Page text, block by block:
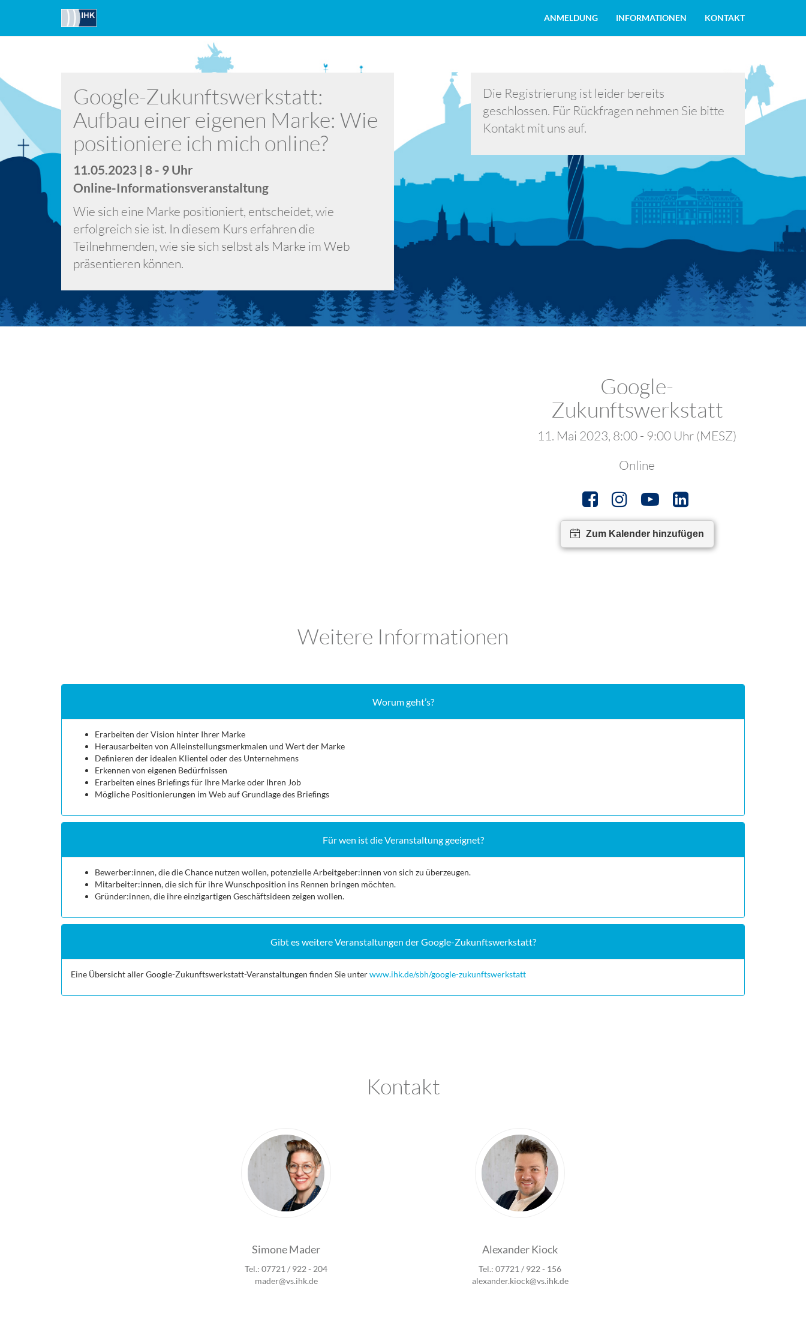
ANMELDUNG INFORMATIONEN KONTAKT
Google-Zukunftswerkstatt:
Aufbau einer eigenen Marke: Wie
positioniere ich mich online?
11.05.2023 | 8 - 9 Uhr
Online-Informationsveranstaltung
Wie sich eine Marke positioniert, entscheidet, wie
erfolgreich sie ist. In diesem Kurs erfahren die
Teilnehmenden, wie sie sich selbst als Marke im Web
präsentieren können.
Die Registrierung ist leider bereits
geschlossen. Für Rückfragen nehmen Sie bitte
Kontakt mit uns auf.
Google-
Zukunftswerkstatt
11. Mai 2023, 8:00 - 9:00 Uhr (MESZ)
Online
Zum Kalender hinzufügen
Weitere Informationen
Worum geht’s?
Erarbeiten der Vision hinter Ihrer Marke
Herausarbeiten von Alleinstellungsmerkmalen und Wert der Marke
Deﬁnieren der idealen Klientel oder des Unternehmens
Erkennen von eigenen Bedürfnissen
Erarbeiten eines Brieﬁngs für Ihre Marke oder Ihren Job
Mögliche Positionierungen im Web auf Grundlage des Brieﬁngs
Für wen ist die Veranstaltung geeignet?
Bewerber:innen, die die Chance nutzen wollen, potenzielle Arbeitgeber:innen von sich zu überzeugen.
Mitarbeiter:innen, die sich für ihre Wunschposition ins Rennen bringen möchten.
Gründer:innen, die ihre einzigartigen Geschäftsideen zeigen wollen.
Gibt es weitere Veranstaltungen der Google-Zukunftswerkstatt?
Eine Übersicht aller Google-Zukunftswerkstatt-Veranstaltungen finden Sie unterwww.ihk.de/sbh/google-zukunftswerkstatt
Kontakt
Simone Mader
Tel.: 07721 / 922 - 204
mader@vs.ihk.de
Alexander Kiock
Tel.: 07721 / 922 - 156
alexander.kiock@vs.ihk.de